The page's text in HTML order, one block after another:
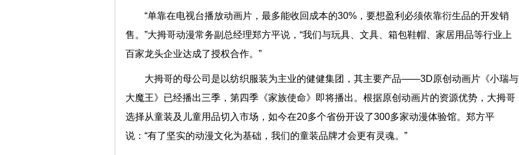
“单靠在电视台播放动画片，最多能收回成本的30%，要想盈利必须依靠衍生品的开发销
售。”大拇哥动漫常务副总经理郑方平说，“我们与玩具、文具、箱包鞋帽、家居用品等行业上
百家龙头企业达成了授权合作。”
大拇哥的母公司是以纺织服装为主业的健健集团，其主要产品——3D原创动画片《小瑞与
大魔王》已经播出三季，第四季《家族使命》即将播出。根据原创动画片的资源优势，大拇哥
选择从童装及儿童用品切入市场，如今在20多个省份开设了300多家动漫体验馆。郑方平
说：“有了坚实的动漫文化为基础，我们的童装品牌才会更有灵魂。”